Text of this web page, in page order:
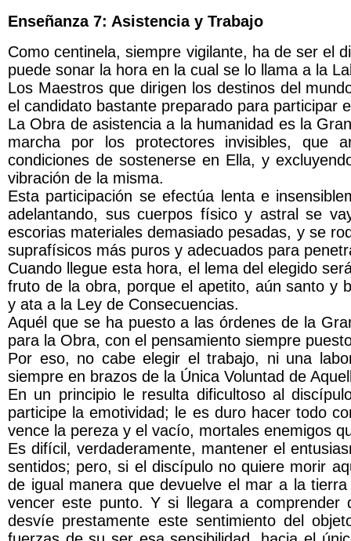
Enseñanza 7: Asistencia y Trabajo
Como centinela, siempre vigilante, ha de ser el
puede sonar la hora en la cual se lo llama a la
Los Maestros que dirigen los destinos del
el candidato bastante preparado para participar
La Obra de asistencia a la humanidad es la
marcha por los protectores invisibles, que
condiciones de sostenerse en Ella, y
vibración de la misma.
Esta participación se efectúa lenta e
adelantando, sus cuerpos físico y astral se
escorias materiales demasiado pesadas, y se
suprafísicos más puros y adecuados para
Cuando llegue esta hora, el lema del elegido
fruto de la obra, porque el apetito, aún santo y
y ata a la Ley de Consecuencias.
Aquél que se ha puesto a las órdenes de la
para la Obra, con el pensamiento siempre
Por eso, no cabe elegir el trabajo, ni una
siempre en brazos de la Única Voluntad de
En un principio le resulta dificultoso al
participe la emotividad; le es duro hacer todo
vence la pereza y el vacío, mortales enemigos
Es difícil, verdaderamente, mantener el
sentidos; pero, si el discípulo no quiere morir
de igual manera que devuelve el mar a la
vencer este punto. Y si llegara a comprender
desvíe prestamente este sentimiento del